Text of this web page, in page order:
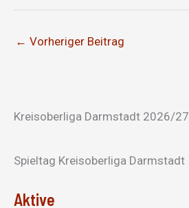
← Vorheriger Beitrag
Kreisoberliga Darmstadt 2026/27
Spieltag Kreisoberliga Darmstadt
Aktive